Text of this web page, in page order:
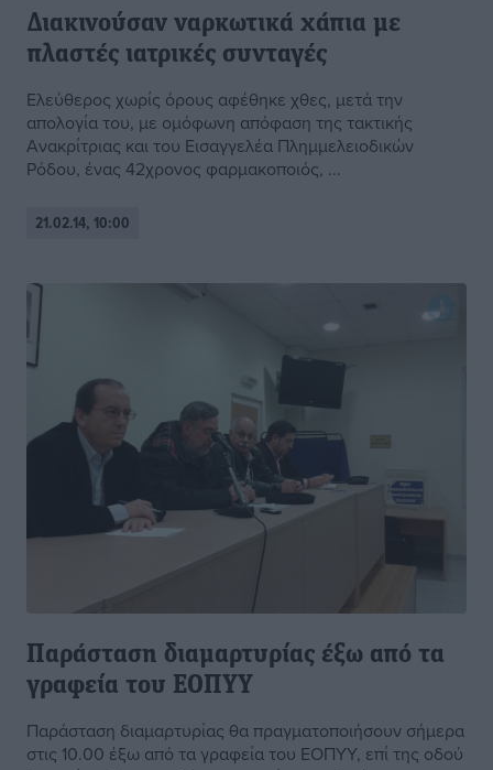
Διακινούσαν ναρκωτικά χάπια με
πλαστές ιατρικές συνταγές
Ελεύθερος χωρίς όρους αφέθηκε χθες, μετά την
απολογία του, με ομόφωνη απόφαση της τακτικής
Ανακρίτριας και του Εισαγγελέα Πλημμελειοδικών
Ρόδου, ένας 42χρονος φαρμακοποιός, ...
21.02.14, 10:00
Παράσταση διαμαρτυρίας έξω από τα
γραφεία του ΕΟΠΥΥ
Παράσταση διαμαρτυρίας θα πραγματοποιήσουν σήμερα
στις 10.00 έξω από τα γραφεία του ΕΟΠΥΥ, επί της οδού